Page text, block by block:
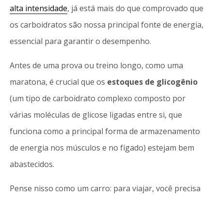
alta intensidade, já está mais do que comprovado que
os carboidratos são nossa principal fonte de energia,
essencial para garantir o desempenho.
Antes de uma prova ou treino longo, como uma
maratona, é crucial que os estoques de glicogênio
(um tipo de carboidrato complexo composto por
várias moléculas de glicose ligadas entre si, que
funciona como a principal forma de armazenamento
de energia nos músculos e no fígado) estejam bem
abastecidos.
Pense nisso como um carro: para viajar, você precisa